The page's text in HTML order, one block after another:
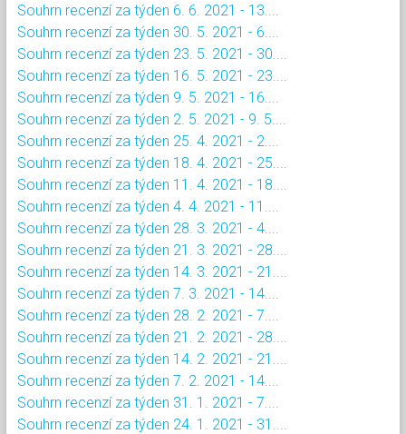
Souhrn recenzí za týden 6. 6. 2021 - 13....
Souhrn recenzí za týden 30. 5. 2021 - 6....
Souhrn recenzí za týden 23. 5. 2021 - 30....
Souhrn recenzí za týden 16. 5. 2021 - 23....
Souhrn recenzí za týden 9. 5. 2021 - 16....
Souhrn recenzí za týden 2. 5. 2021 - 9. 5....
Souhrn recenzí za týden 25. 4. 2021 - 2....
Souhrn recenzí za týden 18. 4. 2021 - 25....
Souhrn recenzí za týden 11. 4. 2021 - 18....
Souhrn recenzí za týden 4. 4. 2021 - 11....
Souhrn recenzí za týden 28. 3. 2021 - 4....
Souhrn recenzí za týden 21. 3. 2021 - 28....
Souhrn recenzí za týden 14. 3. 2021 - 21....
Souhrn recenzí za týden 7. 3. 2021 - 14....
Souhrn recenzí za týden 28. 2. 2021 - 7....
Souhrn recenzí za týden 21. 2. 2021 - 28....
Souhrn recenzí za týden 14. 2. 2021 - 21....
Souhrn recenzí za týden 7. 2. 2021 - 14....
Souhrn recenzí za týden 31. 1. 2021 - 7....
Souhrn recenzí za týden 24. 1. 2021 - 31....